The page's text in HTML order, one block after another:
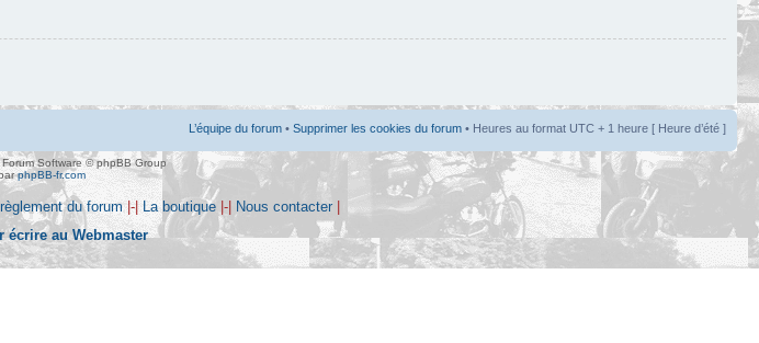
L’équipe du forum • Supprimer les cookies du forum • Heures au format UTC + 1 heure [ Heure d’été ]
Software © phpBB Group
phpBB-fr.com
du forum |-| La boutique |-| Nous contacter |
écrire au Webmaster